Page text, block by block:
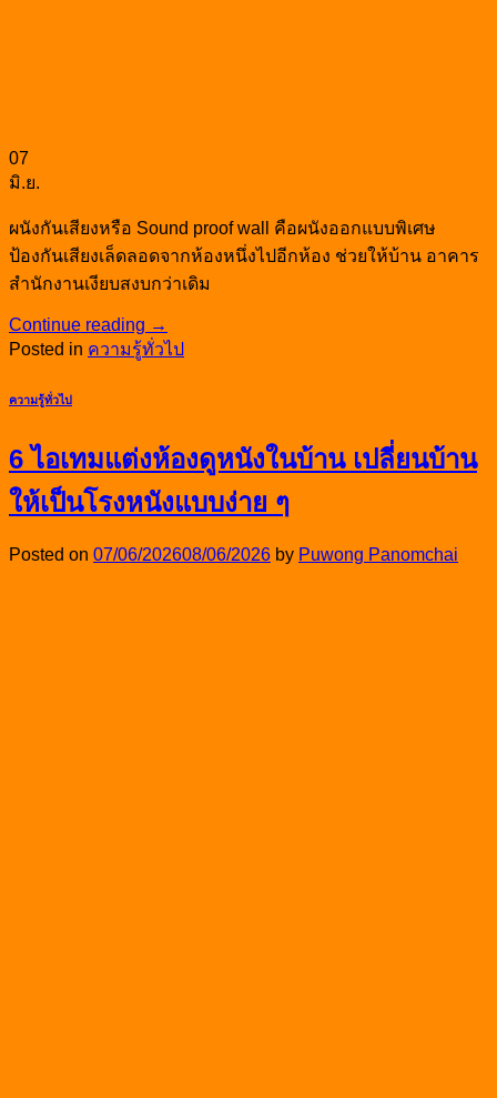
07
มิ.ย.
ผนังกันเสียงหรือ Sound proof wall คือผนังออกแบบพิเศษ
ป้องกันเสียงเล็ดลอดจากห้องหนึ่งไปอีกห้อง ช่วยให้บ้าน อาคาร
สำนักงานเงียบสงบกว่าเดิม
Continue reading →
Posted in ความรู้ทั่วไป
ความรู้ทั่วไป
6 ไอเทมแต่งห้องดูหนังในบ้าน เปลี่ยนบ้าน
ให้เป็นโรงหนังแบบง่าย ๆ
Posted on 07/06/202608/06/2026 by Puwong Panomchai